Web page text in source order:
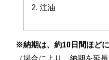
2. 注油
※納期は、約10日間ほどに